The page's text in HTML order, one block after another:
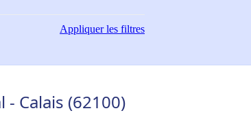
Appliquerles filtres
Calais (62100)